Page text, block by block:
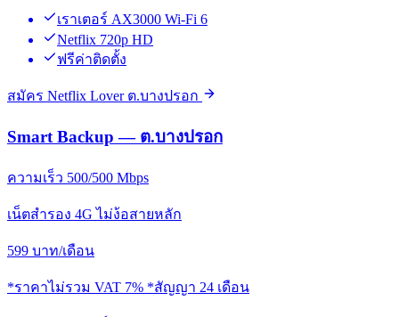
เราเตอร์ AX3000 Wi-Fi 6
Netflix 720p HD
ฟรีค่าติดตั้ง
สมัคร Netflix Lover ต.บางปรอก
Smart Backup — ต.บางปรอก
ความเร็ว 500/500 Mbps
เน็ตสำรอง 4G ไม่ง้อสายหลัก
599 บาท/เดือน
*ราคาไม่รวม VAT 7% *สัญญา 24 เดือน